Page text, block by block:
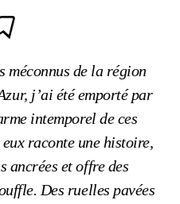
méconnus de la région
j’ai été emporté par
intemporel de ces
raconte une histoire,
ancrées et offre des
Des ruelles pavées